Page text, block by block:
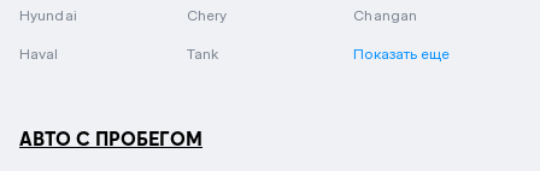
Hyundai Chery Changan
Haval Tank Показать еще
АВТО С ПРОБЕГОМ